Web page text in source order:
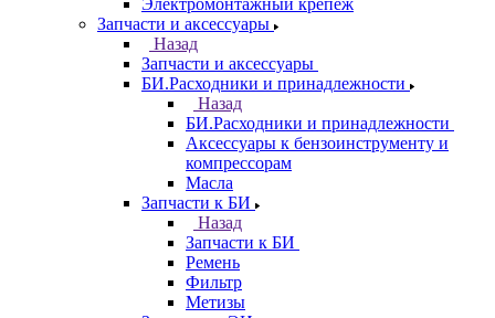
Электромонтажный крепеж
Запчасти и аксессуары
Назад
Запчасти и аксессуары
БИ.Расходники и принадлежности
Назад
БИ.Расходники и принадлежности
Аксессуары к бензоинструменту и
компрессорам
Масла
Запчасти к БИ
Назад
Запчасти к БИ
Ремень
Фильтр
Метизы